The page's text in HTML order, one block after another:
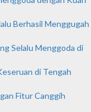
Berhasil Menggugah
Selalu Menggoda di
di Tengah
Fitur Canggih